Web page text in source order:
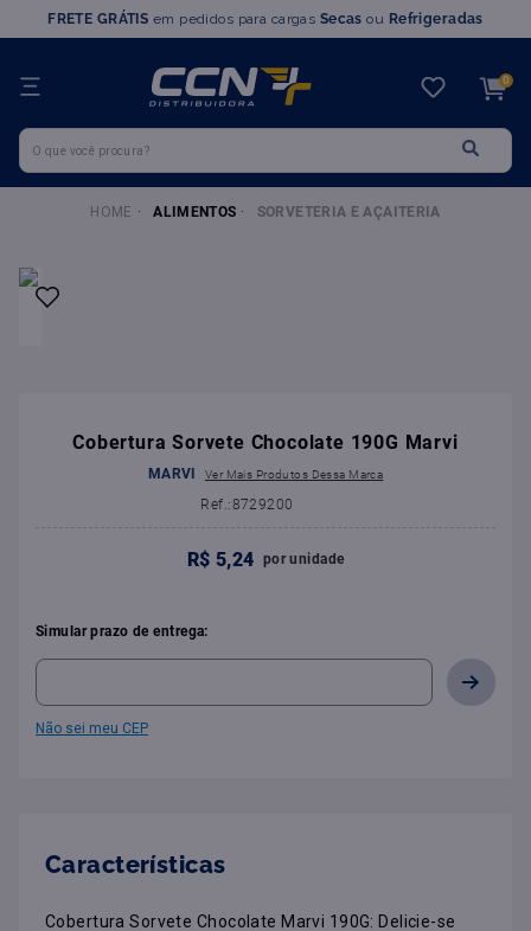
FRETE GRÁTIS em pedidos para cargas Secas ou Refrigeradas
0
O que você procura?
ALIMENTOS SORVETERIA E AÇAITERIA
Cobertura Sorvete Chocolate 190G Marvi
MARVI
:8729200
R$ 5,24 porunidade
Simular prazo de entrega:
Não sei meu CEP
Características
Cobertura Sorvete Chocolate Marvi 190G: Delicie-se
TERMOS MAIS BUSCADOS
1º
farinha trigo
º
chocolate
3º
nutella
5º
farinha